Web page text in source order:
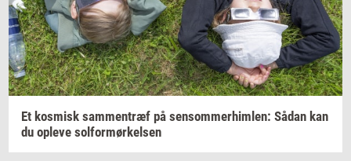
Et kos­misk sam­men­træf på sen­som­mer­him­len: Sådan kan
du op­le­ve sol­for­mør­kel­sen